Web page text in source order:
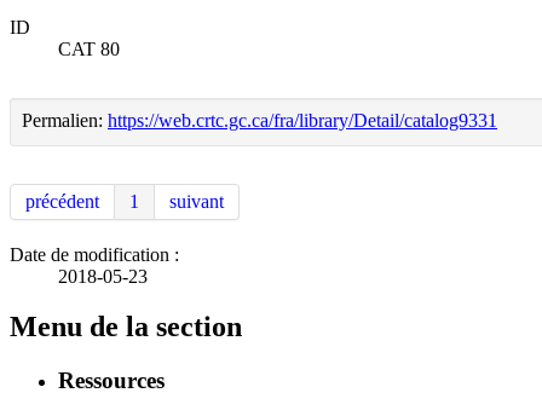
ID
CAT 80
Permalien: https://web.crtc.gc.ca/fra/library/Detail/catalog9331
précédent 1 suivant
Date de modification :
2018-05-23
Menu de la section
Ressources